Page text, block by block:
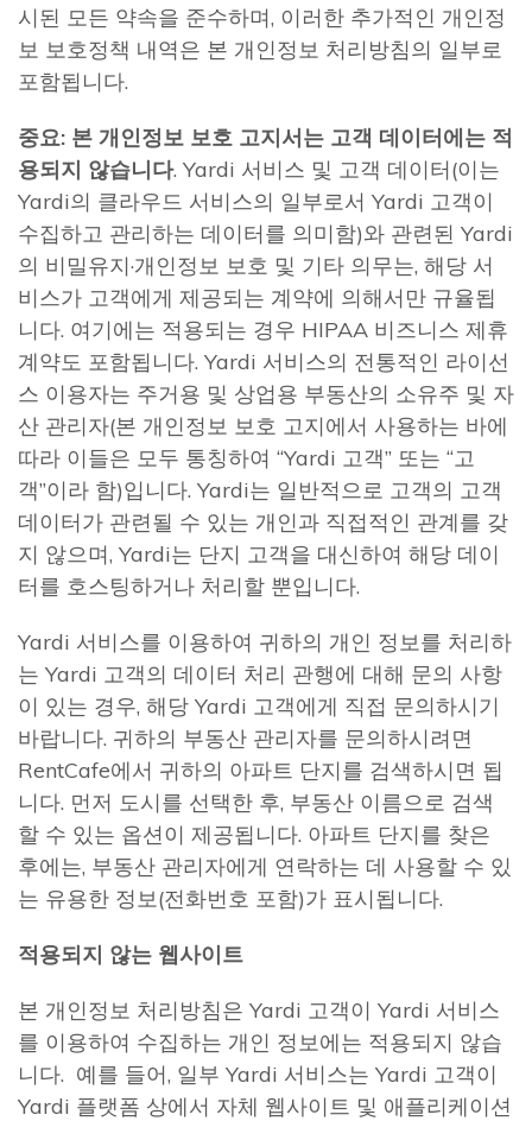
시된 모든 약속을 준수하며, 이러한 추가적인 개인정
보 보호정책 내역은 본 개인정보 처리방침의 일부로
포함됩니다.
중요: 본 개인정보 보호 고지서는 고객 데이터에는 적
용되지 않습니다. Yardi 서비스 및 고객 데이터(이는
Yardi의 클라우드 서비스의 일부로서 Yardi 고객이
수집하고 관리하는 데이터를 의미함)와 관련된 Yardi
의 비밀유지·개인정보 보호 및 기타 의무는, 해당 서
비스가 고객에게 제공되는 계약에 의해서만 규율됩
니다. 여기에는 적용되는 경우 HIPAA 비즈니스 제휴
계약도 포함됩니다. Yardi 서비스의 전통적인 라이선
스 이용자는 주거용 및 상업용 부동산의 소유주 및 자
산 관리자(본 개인정보 보호 고지에서 사용하는 바에
따라 이들은 모두 통칭하여 “Yardi 고객” 또는 “고
객”이라 함)입니다. Yardi는 일반적으로 고객의 고객
데이터가 관련될 수 있는 개인과 직접적인 관계를 갖
지 않으며, Yardi는 단지 고객을 대신하여 해당 데이
터를 호스팅하거나 처리할 뿐입니다.
Yardi 서비스를 이용하여 귀하의 개인 정보를 처리하
는 Yardi 고객의 데이터 처리 관행에 대해 문의 사항
이 있는 경우, 해당 Yardi 고객에게 직접 문의하시기
바랍니다. 귀하의 부동산 관리자를 문의하시려면
RentCafe에서 귀하의 아파트 단지를 검색하시면 됩
니다. 먼저 도시를 선택한 후, 부동산 이름으로 검색
할 수 있는 옵션이 제공됩니다. 아파트 단지를 찾은
후에는, 부동산 관리자에게 연락하는 데 사용할 수 있
는 유용한 정보(전화번호 포함)가 표시됩니다.
적용되지 않는 웹사이트
본 개인정보 처리방침은 Yardi 고객이 Yardi 서비스
를 이용하여 수집하는 개인 정보에는 적용되지 않습
니다. 예를 들어, 일부 Yardi 서비스는 Yardi 고객이
Yardi 플랫폼 상에서 자체 웹사이트 및 애플리케이션